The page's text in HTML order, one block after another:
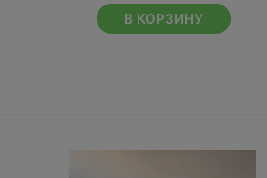
В КОРЗИНУ